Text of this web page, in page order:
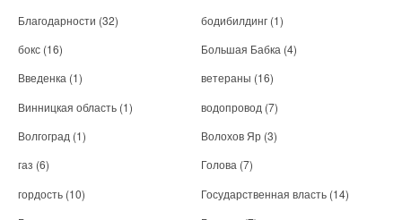
Благодарности (32) бодибилдинг (1)
бокс (16) Большая Бабка (4)
Введенка (1) ветераны (16)
Винницкая область (1) водопровод (7)
Волгоград (1) Волохов Яр (3)
газ (6) Голова (7)
гордость (10) Государственная власть (14)